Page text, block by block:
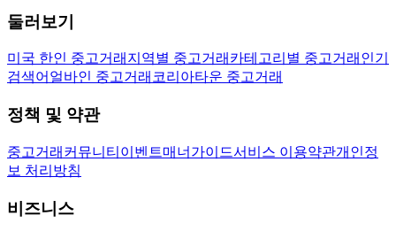
둘러보기
미국 한인 중고거래 지역별 중고거래 카테고리별 중고거래 인기
검색어 얼바인 중고거래 코리아타운 중고거래
정책 및 약관
중고거래 커뮤니티 이벤트매너가이드서비스 이용약관개인정
보 처리방침
비즈니스